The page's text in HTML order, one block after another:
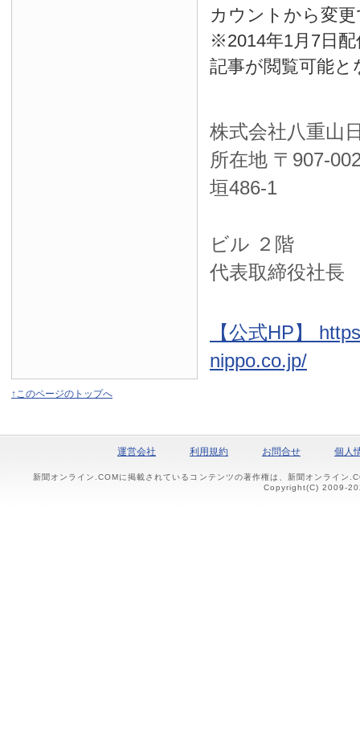
カウントから変
※2014年1月7日
記事が閲覧可能
株式会社八重山
所在地 〒 907-
垣486-1
ビル ２階
代表取締役社
【公式HP】
nippo.co.jp/
↑このページのトップへ
運営会社 利用規約 お問合せ 個人
新聞オンライン.COMに掲載されているコンテンツの著作権は、新聞オンライン
Copyright(C) 2009-